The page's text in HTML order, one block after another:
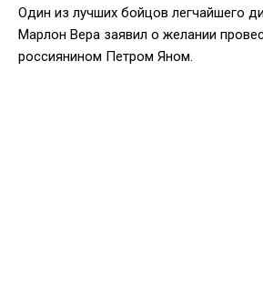
Один из лучших бойцов легчайшего
Марлон Вера заявил о желании
россиянином Петром Яном.